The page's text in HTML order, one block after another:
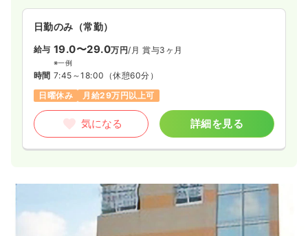
日勤のみ（常勤）
給与 19.0〜29.0万円/月 賞与3ヶ月
※一例
時間 7:45～18:00 （休憩60分）
日曜休み
月給29万円以上可
気になる 詳細を見る